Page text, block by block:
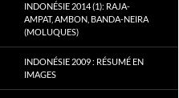
INDONÉSIE 2014 (1): RAJA-
AMPAT, AMBON, BANDA-NEIRA
(MOLUQUES)
INDONÉSIE 2009 : RÉSUMÉ EN
IMAGES